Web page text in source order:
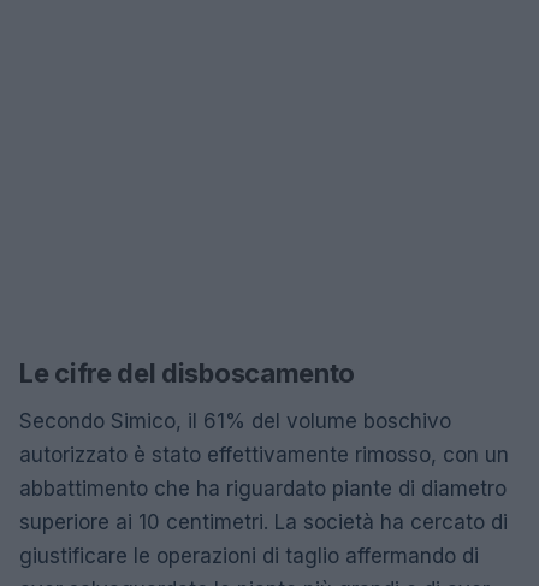
Le cifre del disboscamento
Secondo Simico, il 61% del volume boschivo
autorizzato è stato effettivamente rimosso, con un
abbattimento che ha riguardato piante di diametro
superiore ai 10 centimetri. La società ha cercato di
giustificare le operazioni di taglio affermando di